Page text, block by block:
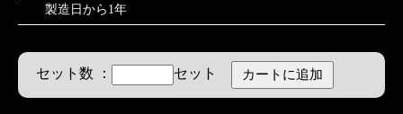
製造日から1年
セット数 ： セット